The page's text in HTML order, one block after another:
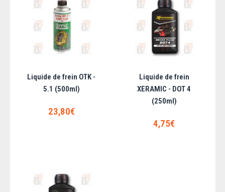
AJOUTER AU PANIER
Ajouter aux articles préférés
Liquide de frein DENICOL - DOT 5.1 (Bouteille
Liquide de frein OTK -
5.1 (500ml)
23,80€
Liquide de frein
XERAMIC - DOT 4
(250ml)
4,75€